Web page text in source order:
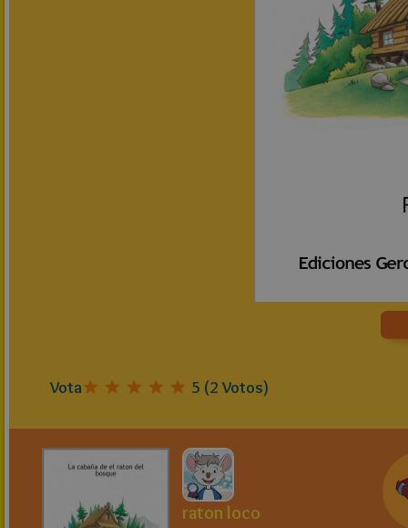
Vota 5 (2Votos)
raton loco